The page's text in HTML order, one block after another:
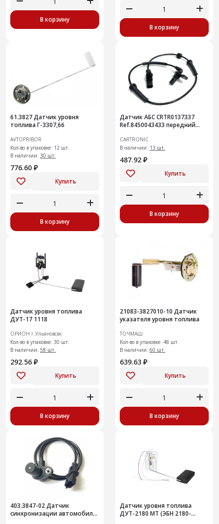
В корзину
В корзину
61.3827 Датчик уровня
топлива Г-3307,66
AVTOPRIBOR
Кол-во в упаковке: 12 шт.
В наличии: 30 шт.
776.60 ₽
Купить
В корзину
Датчик АБС CRTR0137337
Ref.8450043433 передний
CARTRONIC
В наличии: 13 шт.
487.92 ₽
Купить
В корзину
Датчик уровня топлива
ДУТ-17 1118
ОРИОН г.Ульяновсвк
Кол-во в упаковке: 30 шт.
В наличии: 58 шт.
292.56 ₽
Купить
В корзину
21083-3827010-10 Датчик
указателя уровня топлива
ТОЧМАШ
Кол-во в упаковке: 48 шт.
В наличии: 60 шт.
639.63 ₽
Купить
В корзину
403.3847-02 Датчик
синхронизации автомобили
Датчик уровня топлива
ДУТ-2180 МТ (ЭБН 2180-